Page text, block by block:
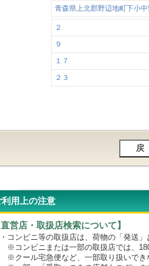
青森県上北郡野辺地町下小
２
９
１７
２３
利用上の注意
直営店・取扱店検索について】
コンビニ等の取扱店は、荷物の「発送」
ンビニまたは一部の取扱店では、180
ール宅急便など、一部取り扱いでき